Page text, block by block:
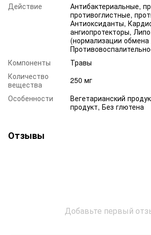
Действие
Антибактериальные,
противоглистные,
Антиоксиданты,
ангиопротекторы,
(нормализации обмена
Компоненты
Травы
Количество
вещества
250 мг
Особенности
Вегетарианский
продукт, Без глютена
Отзывы
Добавьте первый